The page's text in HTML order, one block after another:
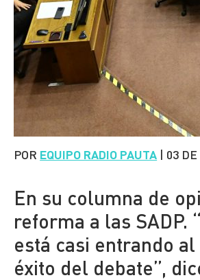
POR EQUIPO RADIO PAUTA | 03
En su columna de
reforma a las
está casi entrando
éxito del debate”,